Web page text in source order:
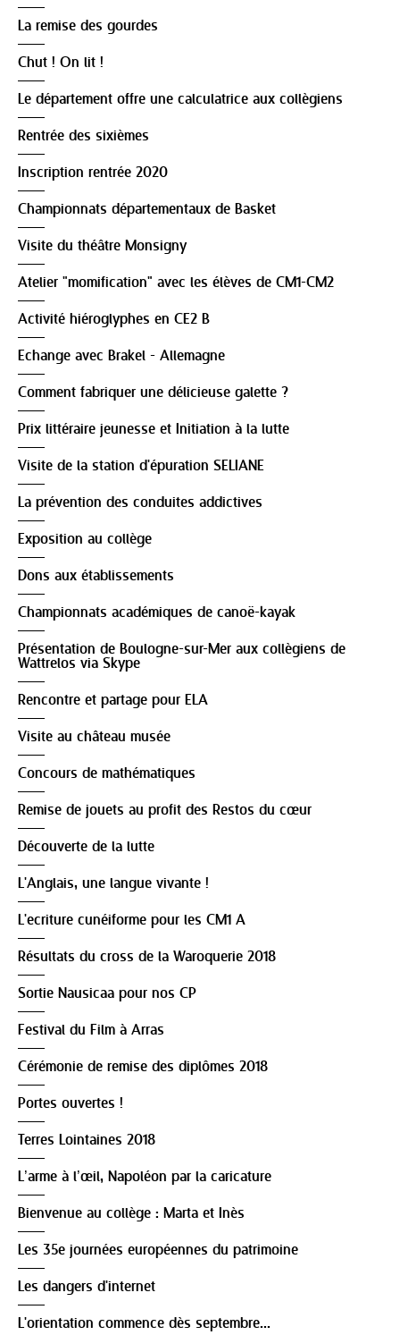
La remise des gourdes
Chut ! On lit !
Le département offre une calculatrice aux collègiens
Rentrée des sixièmes
Inscription rentrée 2020
Championnats départementaux de Basket
Visite du théâtre Monsigny
Atelier "momification" avec les élèves de CM1-CM2
Activité hiéroglyphes en CE2 B
Echange avec Brakel - Allemagne
Comment fabriquer une délicieuse galette ?
Prix littéraire jeunesse et Initiation à la lutte
Visite de la station d'épuration SELIANE
La prévention des conduites addictives
Exposition au collège
Dons aux établissements
Championnats académiques de canoë-kayak
Présentation de Boulogne-sur-Mer aux collègiens de
Wattrelos via Skype
Rencontre et partage pour ELA
Visite au château musée
Concours de mathématiques
Remise de jouets au profit des Restos du cœur
Découverte de la lutte
L'Anglais, une langue vivante !
L'ecriture cunéiforme pour les CM1 A
Résultats du cross de la Waroquerie 2018
Sortie Nausicaa pour nos CP
Festival du Film à Arras
Cérémonie de remise des diplômes 2018
Portes ouvertes !
Terres Lointaines 2018
L’arme à l’œil, Napoléon par la caricature
Bienvenue au collège : Marta et Inès
Les 35e journées européennes du patrimoine
Les dangers d'internet
L'orientation commence dès septembre...